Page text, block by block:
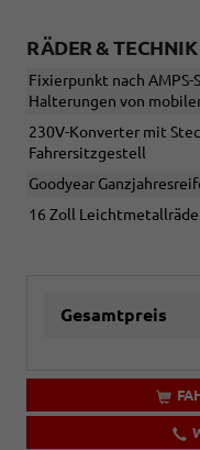
RÄDER & TECHNIK
Fixierpunkt nach
Halterungen von
230V-Konverter mit
Fahrersitzgestell
Goodyear
16 Zoll
Gesamtpreis